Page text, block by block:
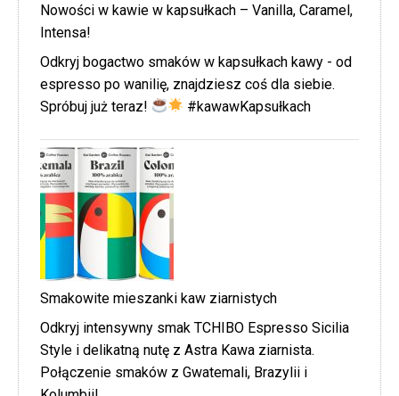
Nowości w kawie w kapsułkach – Vanilla, Caramel,
Intensa!
Odkryj bogactwo smaków w kapsułkach kawy - od
espresso po wanilię, znajdziesz coś dla siebie.
Spróbuj już teraz!
#kawawKapsułkach
Smakowite mieszanki kaw ziarnistych
Odkryj intensywny smak TCHIBO Espresso Sicilia
Style i delikatną nutę z Astra Kawa ziarnista.
Połączenie smaków z Gwatemali, Brazylii i